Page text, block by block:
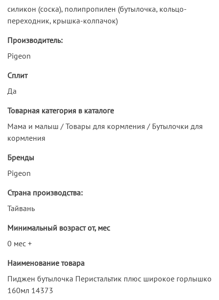
силикон (соска), полипропилен (бутылочка, кольцо-
переходник, крышка-колпачок)
Производитель:
Pigeon
Сплит
Да
Товарная категория в каталоге
Мама и малыш / Товары для кормления / Бутылочки для
кормления
Бренды
Pigeon
Страна производства:
Тайвань
Минимальный возраст от, мес
0 мес +
Наименование товара
Пиджен бутылочка Перистальтик плюс широкое горлышко
160мл 14373